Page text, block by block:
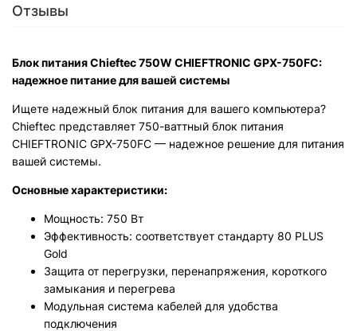
Отзывы
Блок питания Chieftec 750W CHIEFTRONIC GPX-750FC:
надежное питание для вашей системы
Ищете надежный блок питания для вашего компьютера?
Chieftec представляет 750-ваттный блок питания
CHIEFTRONIC GPX-750FC — надежное решение для питания
вашей системы.
Основные характеристики:
Мощность: 750 Вт
Эффективность: соответствует стандарту 80 PLUS
Gold
Защита от перегрузки, перенапряжения, короткого
замыкания и перегрева
Модульная система кабелей для удобства
подключения